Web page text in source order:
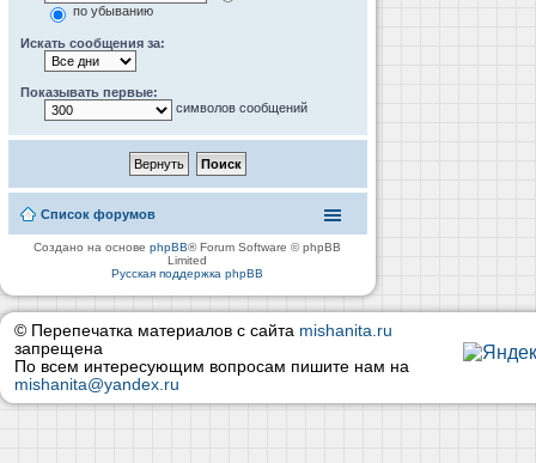
по убыванию
Искать сообщения за:
Показывать первые:
символов сообщений
Список форумов
Создано на основеphpBB® Forum Software © phpBB
Limited
Русская поддержка phpBB
© Перепечатка материалов с сайта mishanita.ru
запрещена
По всем интересующим вопросам пишите нам на
mishanita@yandex.ru